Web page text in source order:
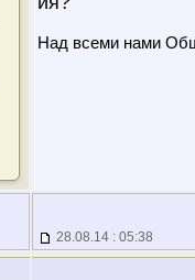
Над всеми нами
28.08.14 : 05:38